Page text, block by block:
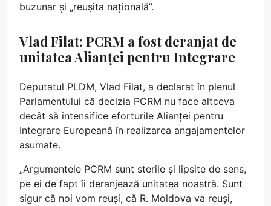
buzunar și „reușita națională”.
Vlad Filat: PCRM a fost deranjat de
unitatea Alianței pentru Integrare
Deputatul PLDM, Vlad Filat, a declarat în plenul
Parlamentului că decizia PCRM nu face altceva
decât să intensifice eforturile Alianței pentru
Integrare Europeană în realizarea angajamentelor
asumate.
„Argumentele PCRM sunt sterile și lipsite de sens,
pe ei de fapt îi deranjează unitatea noastră. Sunt
sigur că noi vom reuși, că R. Moldova va reuși,